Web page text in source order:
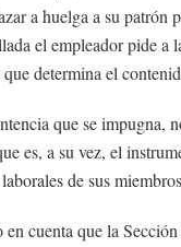
a huelga a su
el empleador pide
determina el
que se impugna,
es, a su vez, el
de sus
cuenta que la